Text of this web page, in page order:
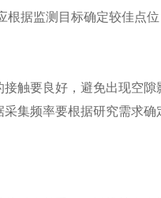
据监测目标确定较佳点
要良好，避免出现空隙
集频率要根据研究需求确